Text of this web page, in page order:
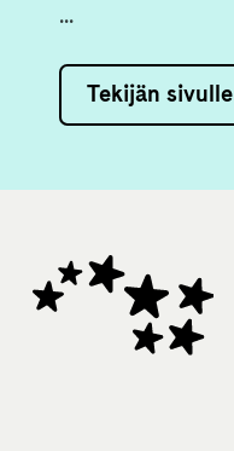
...
Tekijän sivulle